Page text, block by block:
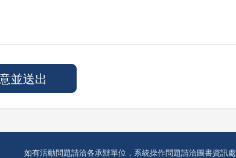
如有活動問題請洽各承辦單位，系統操作問題請洽圖書資訊處